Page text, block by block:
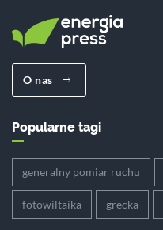
O nas
Popularne tagi
generalny pomiar ruchu
fotowiltaika grecka